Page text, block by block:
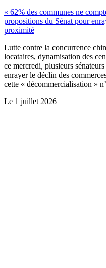
« 62% des communes ne
propositions du Sénat pour
proximité
Lutte contre la concurrence
locataires, dynamisation des
ce mercredi, plusieurs
enrayer le déclin des
cette « décommercialisation »
Le 1 juillet 2026